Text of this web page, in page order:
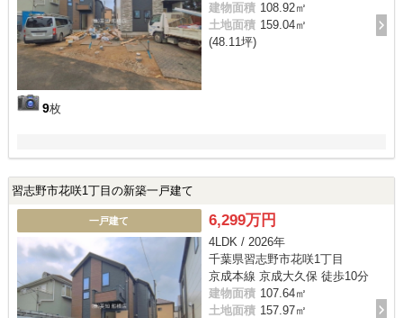
9枚
建物面積 108.92㎡
土地面積 159.04㎡
(48.11坪)
習志野市花咲1丁目の新築一戸建て
一戸建て 6,299万円
4LDK / 2026年
千葉県習志野市花咲1丁目
京成本線 京成大久保 徒歩10分
建物面積 107.64㎡
土地面積 157.97㎡